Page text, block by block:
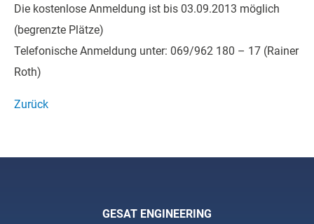
Die kostenlose Anmeldung ist bis 03.09.2013 möglich
(begrenzte Plätze)
Telefonische Anmeldung unter: 069/962 180 – 17 (Rainer
Roth)
Zurück
GESAT ENGINEERING